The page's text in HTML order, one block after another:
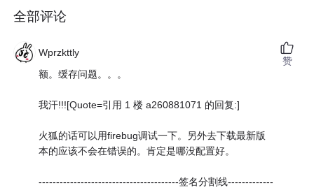
全部评论
Wprzkttly
额。缓存问题。。。
我汗!!![Quote=引用 1 楼 a260881071 的回复:]
火狐的话可以用firebug调试一下。另外去下载最新版
本的应该不会在错误的。肯定是哪没配置好。
----------------------------------------签名分割线-------------
赞